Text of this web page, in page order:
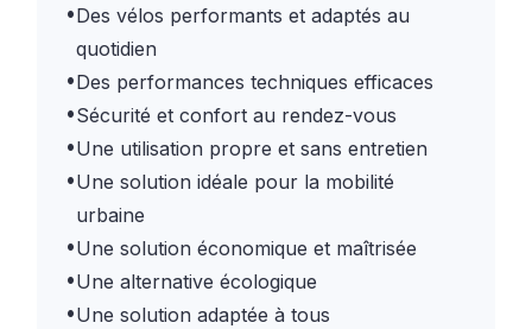
•Des vélos performants et adaptés au
quotidien
•Des performances techniques efficaces
•Sécurité et confort au rendez-vous
•Une utilisation propre et sans entretien
•Une solution idéale pour la mobilité
urbaine
•Une solution économique et maîtrisée
•Une alternative écologique
•Une solution adaptée à tous